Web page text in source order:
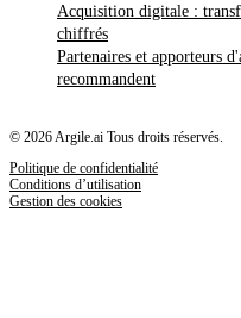
Acquisition digitale :
chiffrés
Partenaires et apporteurs
recommandent
© 2026 Argile.ai Tous droits réservés.
Politique de confidentialité
Conditions d’utilisation
Gestion des cookies